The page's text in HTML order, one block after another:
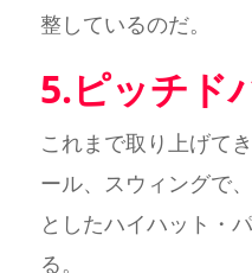
整しているのだ。
5.ピッチド
これまで取り上げて
ール、スウィングで
としたハイハット・
る。